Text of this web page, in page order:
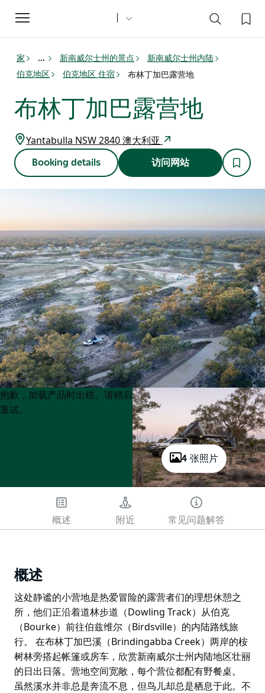
Toggle
navigation
家 ... 新南威尔士州的景点
新南威尔士州内陆
伯克地区
伯克地区 住宿 布林丁加巴露营地
布林丁加巴露营地
Yantabulla NSW 2840 澳大利亚
Booking details 访问网站
4 张照片
Product
List
Product
List
抱歉，加载产品时出错。请稍后
重试。
概述 附近 常见问题解答
概述
这处静谧的小营地是热爱冒险的露营者们的理想休憩之
所，他们正沿着道林步道（Dowling Track）从伯克
（Bourke）前往伯兹维尔（Birdsville）的内陆路线旅
行。 在布林丁加巴溪（Brindingabba Creek）两岸的桉
树林旁搭起帐篷或房车，欣赏新南威尔士州内陆地区壮丽
的日出日落。营地空间宽敞，每个营位都配有野餐桌。
虽然溪水并非总是奔流不息，但鸟儿却总是栖息于此。不